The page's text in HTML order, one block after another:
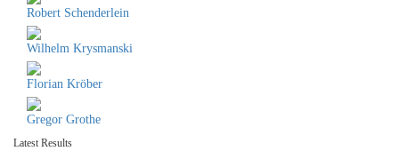
Robert Schenderlein
Wilhelm Krysmanski
Florian Kröber
Gregor Grothe
Latest Results